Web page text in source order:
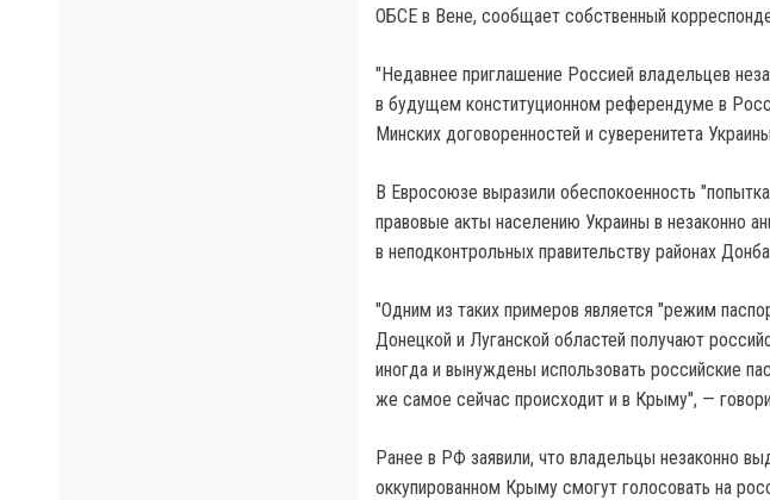
ОБСЕ в Вене, сообщает собственный
"Недавнее приглашение Россией владельцев
в будущем конституционном референдуме в
Минских договоренностей и суверенитета
В Евросоюзе выразили обеспокоенность
правовые акты населению Украины в незаконно
в неподконтрольных правительству районах
"Одним из таких примеров является "режим
Донецкой и Луганской областей получают
иногда и вынуждены использовать российские
же самое сейчас происходит и в Крыму", —
Ранее в РФ заявили, что владельцы незаконно
оккупированном Крыму смогут голосовать на